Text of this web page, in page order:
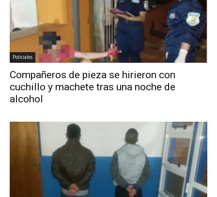
Policiales
Compañeros de pieza se hirieron con
cuchillo y machete tras una noche de
alcohol